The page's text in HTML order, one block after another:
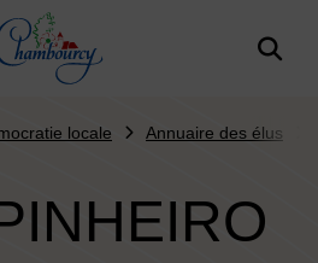
Retour à l'accueil
locale Annuaire des élus